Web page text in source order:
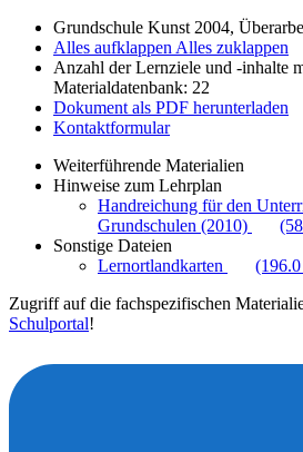
Grundschule Kunst 2004,
Alles aufklappen Alles zuklappen
Anzahl der Lernziele und -inhalte
Materialdatenbank: 22
Dokument als PDF herunterladen
Kontaktformular
Weiterführende Materialien
Hinweise zum Lehrplan
Handreichung für den
Grundschulen (2010)
Sonstige Dateien
Lernortlandkarten
Zugriff auf die fachspezifischen
Schulportal!